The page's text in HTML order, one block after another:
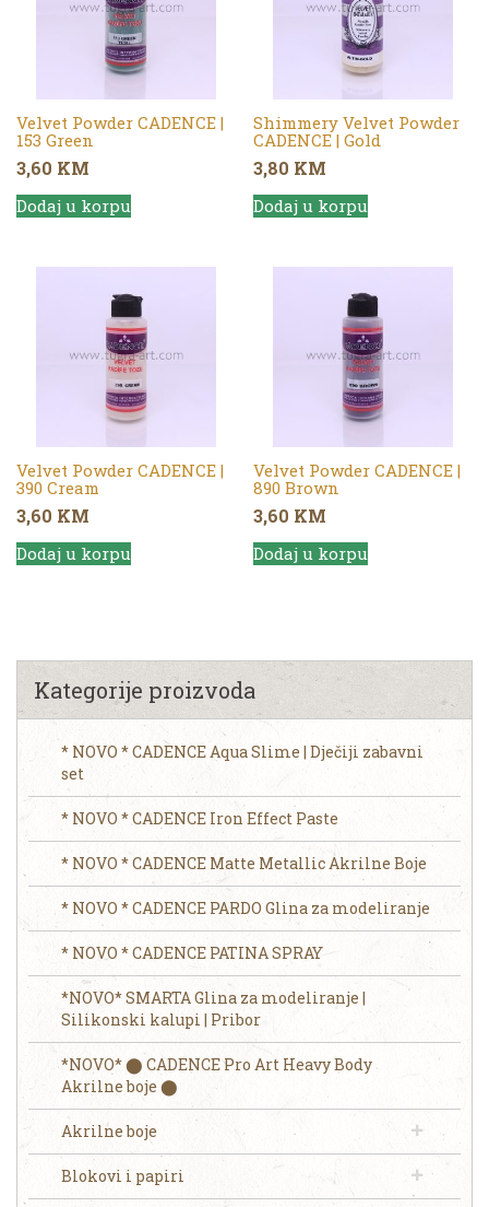
Velvet Powder CADENCE |
153 Green
3,60 KM
Dodaj u korpu
Shimmery Velvet Powder
CADENCE | Gold
3,80 KM
Dodaj u korpu
Velvet Powder CADENCE |
390 Cream
3,60 KM
Dodaj u korpu
Velvet Powder CADENCE |
890 Brown
3,60 KM
Dodaj u korpu
Kategorije proizvoda
* NOVO * CADENCE Aqua Slime | Dječiji zabavni
set
* NOVO * CADENCE Iron Effect Paste
* NOVO * CADENCE Matte Metallic Akrilne Boje
* NOVO * CADENCE PARDO Glina za modeliranje
* NOVO * CADENCE PATINA SPRAY
*NOVO* SMARTA Glina za modeliranje |
Silikonski kalupi | Pribor
*NOVO* ⬤ CADENCE Pro Art Heavy Body
Akrilne boje ⬤
Akrilne boje
Blokovi i papiri